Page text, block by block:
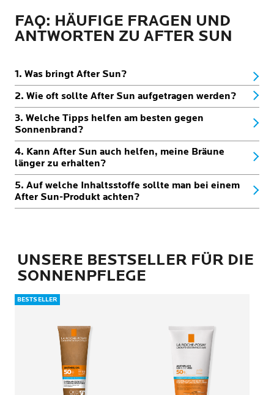
FAQ: HÄUFIGE FRAGEN UND
ANTWORTEN ZU AFTER SUN
1. Was bringt After Sun?
2. Wie oft sollte After Sun aufgetragen werden?
3. Welche Tipps helfen am besten gegen
Sonnenbrand?
4. Kann After Sun auch helfen, meine Bräune
länger zu erhalten?
5. Auf welche Inhaltsstoffe sollte man bei einem
After Sun-Produkt achten?
UNSERE BESTSELLER FÜR DIE
SONNENPFLEGE
BESTSELLER